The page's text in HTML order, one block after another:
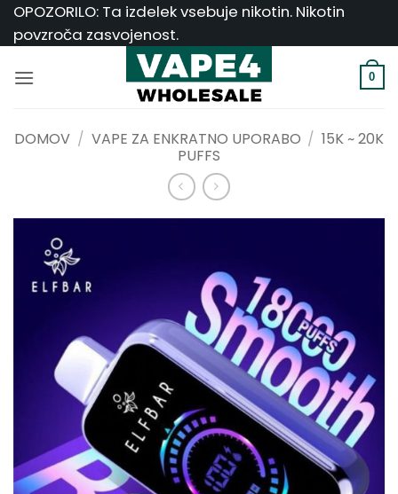
Skoči
na
OPOZORILO: Ta izdelek vsebuje nikotin. Nikotin
povzroča zasvojenost.
0
DOMOV / VAPE ZA ENKRATNO UPORABO / 15K ~ 20K
PUFFS